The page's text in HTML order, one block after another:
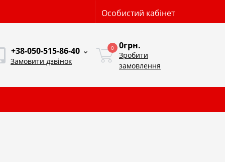
Особистий кабінет
+38-050-515-86-40
Замовити дзвінок
0 0грн.
Зробити
замовлення